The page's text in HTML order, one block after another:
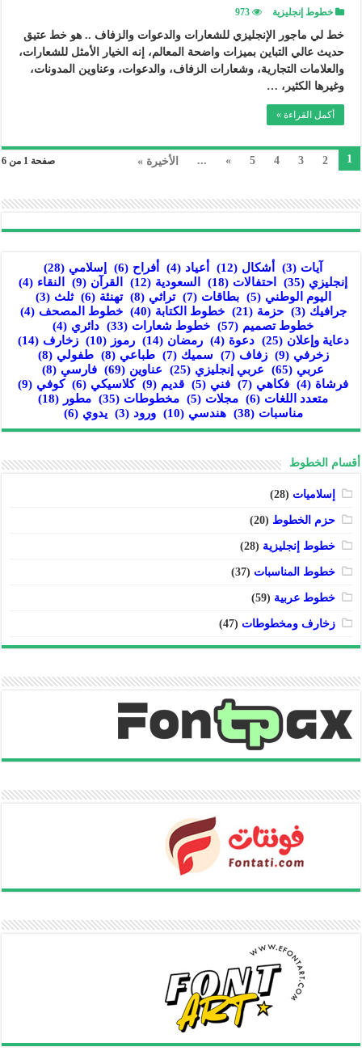
خطوط إنجليزية 973
خط لي ماجور الإنجليزي للشعارات والدعوات والزفاف .. هو خط عتيق
حديث عالي التباين بميزات واضحة المعالم، إنه الخيار الأمثل للشعارات،
والعلامات التجارية، وشعارات الزفاف، والدعوات، وعناوين المدونات،
وغيرها الكثير، …
أكمل القراءة »
صفحة 1 من 6 1
2
3
4
5
»
... الأخيرة »
آيات (3) أشكال (12) أعياد (4) أفراح (6) إسلامي (28)
إنجليزي (35) احتفالات (18) السعودية (12) القرآن (9) النقاء (4)
اليوم الوطني (5) بطاقات (7) تراثي (8) تهنئة (6) ثلث (3)
جرافيك (3) حزمة (21) خطوط الكتابة (40) خطوط المصحف (4)
خطوط تصميم (57) خطوط شعارات (33) دائري (4)
دعاية وإعلان (25) دعوة (4) رمضان (14) رموز (10) زخارف (14)
زخرفي (9) زفاف (7) سميك (7) طباعي (8) طفولي (8)
عربي (65) عربي إنجليزي (25) عناوين (69) فارسي (8)
فرشاة (4) فكاهي (7) فني (5) قديم (9) كلاسيكي (6) كوفي (9)
متعدد اللغات (6) مجلات (5) مخطوطات (35) مطور (18)
مناسبات (38) هندسي (10) ورود (3) يدوي (6)
أقسام الخطوط
إسلاميات (28)
حزم الخطوط (20)
خطوط إنجليزية (28)
خطوط المناسبات (37)
خطوط عربية (59)
زخارف ومخطوطات (47)